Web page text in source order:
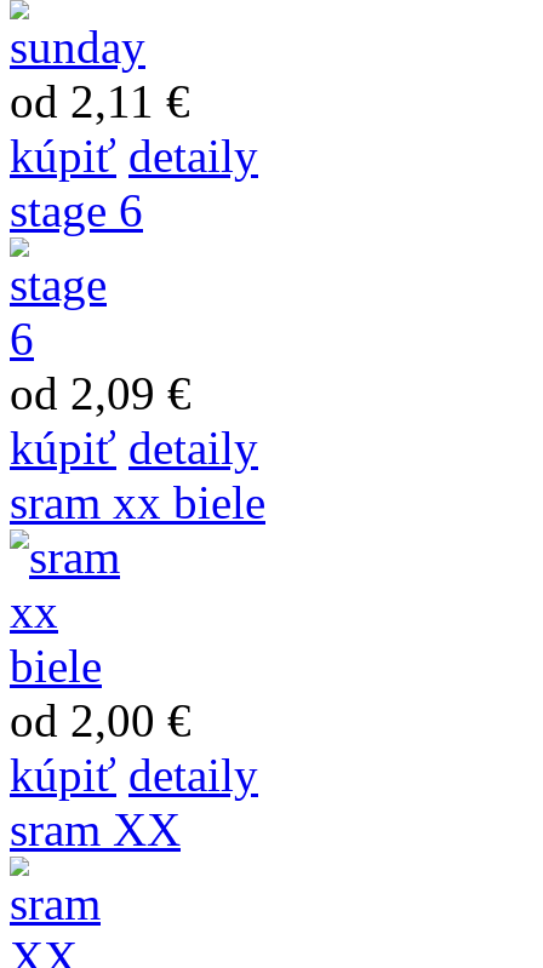
od 2,11 €
kúpiť detaily
stage 6
od 2,09 €
kúpiť detaily
sram xx biele
od 2,00 €
kúpiť detaily
sram XX